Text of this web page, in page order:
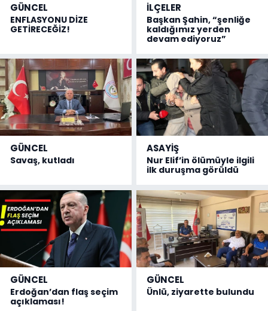
GÜNCEL
ENFLASYONU DİZE
GETİRECEĞİZ!
İLÇELER
Başkan Şahin, “şenliğe
kaldığımız yerden
devam ediyoruz”
GÜNCEL
Savaş, kutladı
ASAYİŞ
Nur Elif’in ölümüyle ilgili
ilk duruşma görüldü
GÜNCEL
Erdoğan’dan flaş seçim
açıklaması!
GÜNCEL
Ünlü, ziyarette bulundu